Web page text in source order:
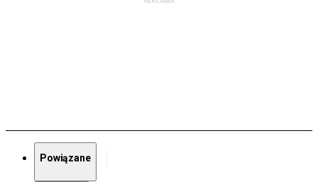
Powiązane